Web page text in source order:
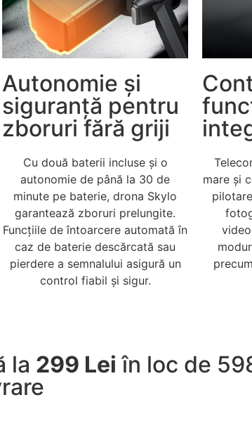
Autonomie și
siguranță pentru
zboruri fără griji
Cu două baterii incluse și o
autonomie de până la 30 de
minute pe baterie, drona Skylo
garantează zboruri prelungite.
Funcțiile de întoarcere automată în
caz de baterie descărcată sau
pierdere a semnalului asigură un
control fiabil și sigur.
mare și
la 299 Lei în loc de